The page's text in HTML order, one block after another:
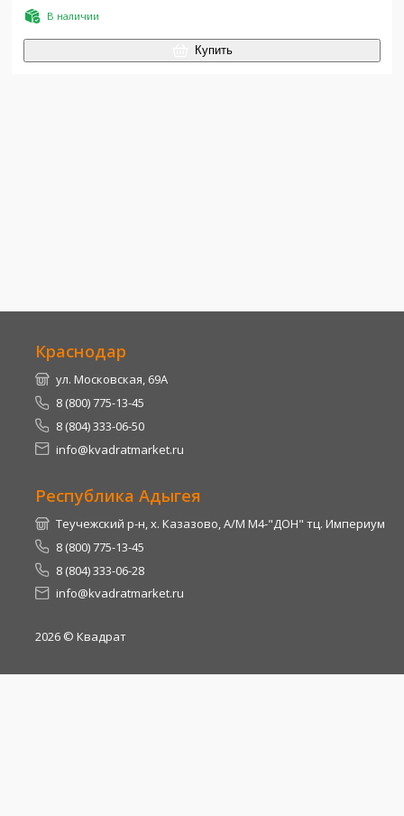
В наличии
Купить
Краснодар
ул. Московская, 69А
8 (800) 775-13-45
8 (804) 333-06-50
info@kvadratmarket.ru
Республика Адыгея
Теучежский р-н, х. Казазово, А/М М4-"ДОН" тц. Империум
8 (800) 775-13-45
8 (804) 333-06-28
info@kvadratmarket.ru
2026 © Квадрат